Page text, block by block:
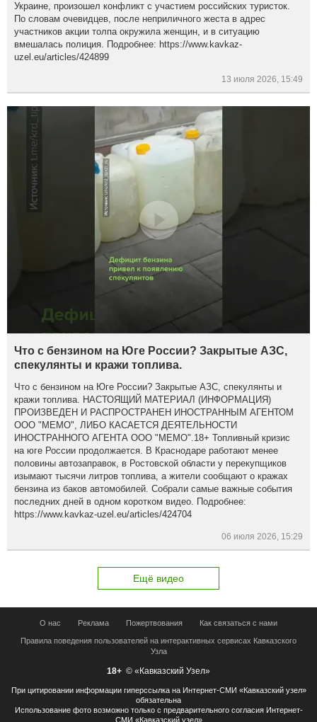
Украине, произошел конфликт с участием российских туристок.
По словам очевидцев, после неприличного жеста в адрес
участников акции толпа окружила женщин, и в ситуацию
вмешалась полиция. Подробнее: https://www.kavkaz-
uzel.eu/articles/424899
13 июля 2026, 15:49
Что с бензином на Юге России? Закрытые АЗС,
спекулянты и кражи топлива.
Что с бензином на Юге России? Закрытые АЗС, спекулянты и
кражи топлива. НАСТОЯЩИЙ МАТЕРИАЛ (ИНФОРМАЦИЯ)
ПРОИЗВЕДЕН И РАСПРОСТРАНЕН ИНОСТРАННЫМ АГЕНТОМ
ООО "МЕМО", ЛИБО КАСАЕТСЯ ДЕЯТЕЛЬНОСТИ
ИНОСТРАННОГО АГЕНТА ООО "МЕМО".18+ Топливный кризис
на юге России продолжается. В Краснодаре работают менее
половины автозаправок, в Ростовской области у перекупщиков
изымают тысячи литров топлива, а жители сообщают о кражах
бензина из баков автомобилей. Собрали самые важные события
последних дней в одном коротком видео. Подробнее:
https://www.kavkaz-uzel.eu/articles/424704
06 июля 2026, 15:29
Ещё видео
О нас Реклама Пожертвования Как связаться с нами
Правила поведения пользователей на интерактивных сервисах Кавказского
Узла
18+ © «Кавказский Узел»
При цитировании информации гиперссылка на Интернет-СМИ «Кавказский узел»
обязательна
Использование фото возможно только с предварительного согласия Интернет-
СМИ «Кавказский узел»